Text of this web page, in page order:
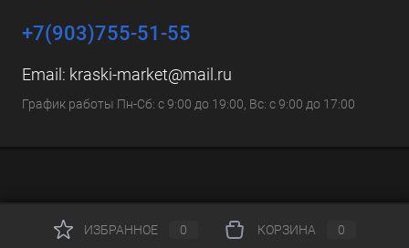
+7(903)755-51-55
Email: kraski-market@mail.ru
График работы Пн-Сб: с 9:00 до 19:00, Вс: с 9:00 до 17:00
ИЗБРАННОЕ 0 КОРЗИНА 0